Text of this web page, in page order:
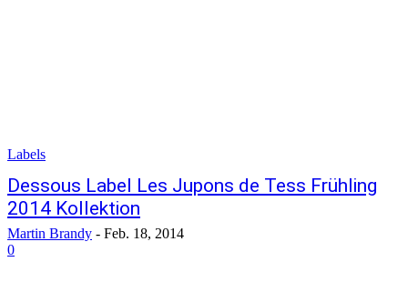
Labels
Dessous Label Les Jupons de Tess Frühling
2014 Kollektion
Martin Brandy - Feb. 18, 2014
0